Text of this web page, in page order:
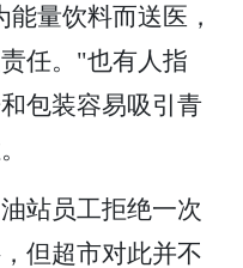
量饮料而送医，
任。"也有人指
包装容易吸引青
站员工拒绝一次
但超市对此并不